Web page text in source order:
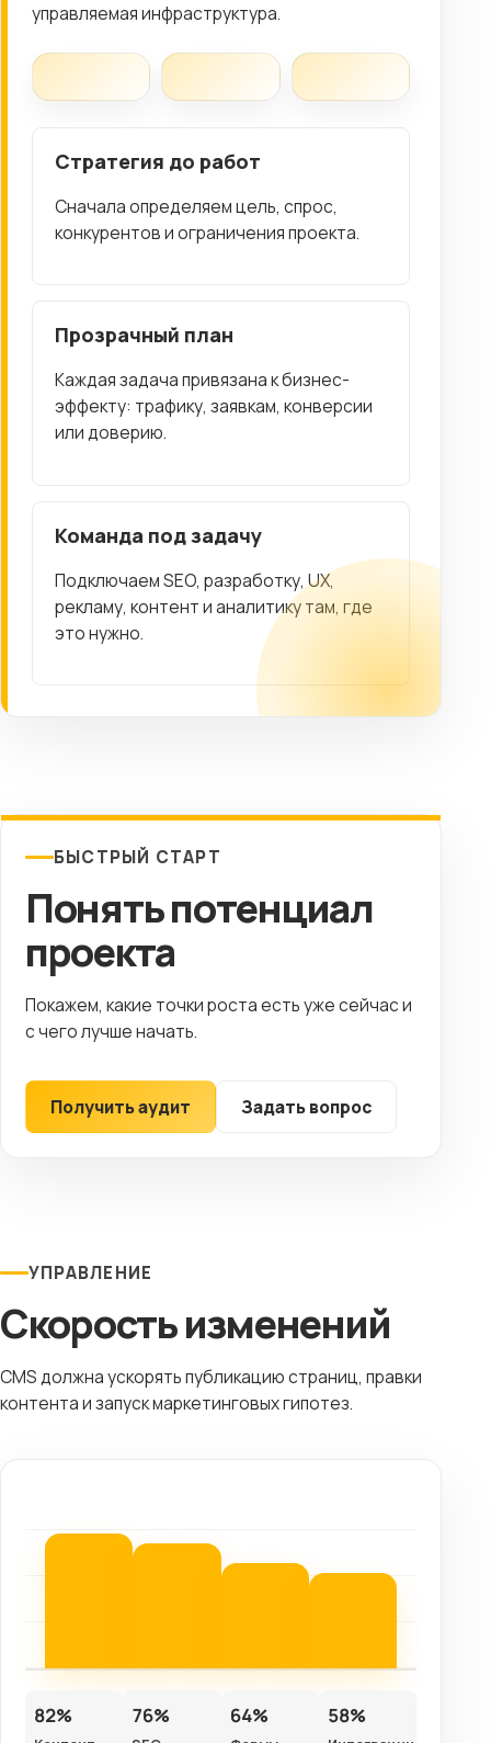
управляемая инфраструктура.
Стратегия до работ
Сначала определяем цель, спрос,
конкурентов и ограничения проекта.
Прозрачный план
Каждая задача привязана к бизнес-
эффекту: трафику, заявкам, конверсии
или доверию.
Команда под задачу
Подключаем SEO, разработку, UX,
рекламу, контент и аналитику там, где
это нужно.
БЫСТРЫЙ СТАРТ
Понять потенциал
проекта
Покажем, какие точки роста есть уже сейчас и
с чего лучше начать.
Получить аудит Задать вопрос
УПРАВЛЕНИЕ
Скорость изменений
CMS должна ускорять публикацию страниц, правки
контента и запуск маркетинговых гипотез.
82% 76% 64% 58%